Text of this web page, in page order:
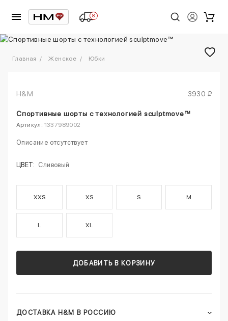
8
1/4
Главная Женское Юбки
H&M 3930 ₽
Спортивные шорты с технологией sculptmove™
Артикул: 1337989002
Описание отсутствует
ЦВЕТ: Сливовый
XXS XS S M
L XL
ДОБАВИТЬ В КОРЗИНУ
ДОСТАВКА H&M В РОССИЮ